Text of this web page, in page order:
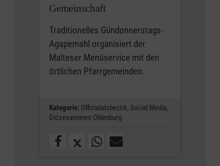
Gemeinschaft
Traditionelles Gündonnerstags-
Agapemahl organisiert der
Malteser Menüservice mit den
örtlichen Pfarrgemeinden.
Kategorie: Offizialatsbezirk, Social Media,
Diözesannews Oldenburg